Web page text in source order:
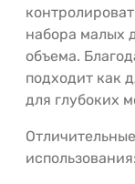
набора малых
объема.
подходит как
для глубоких
использования: